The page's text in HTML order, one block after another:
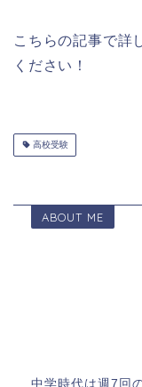
こちらの記事で詳
ください！
高校受験
ABOUT ME
中学時代は週7回